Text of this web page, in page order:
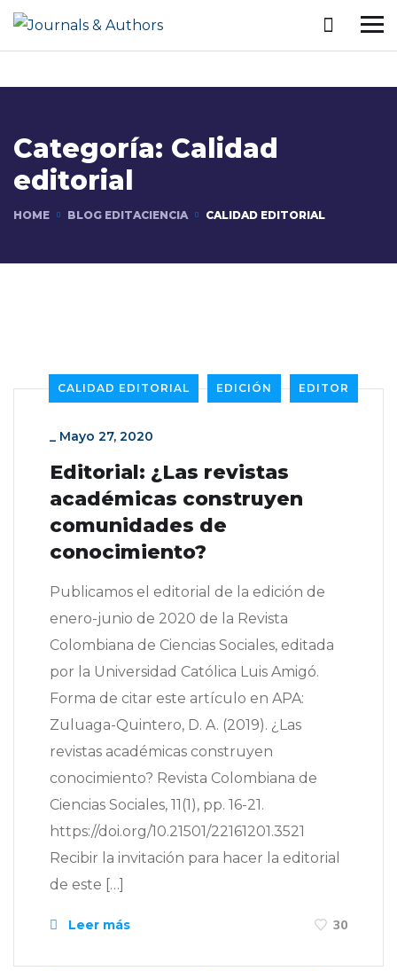
Categoría: Calidad
editorial
HOME BLOG EDITACIENCIA CALIDAD EDITORIAL
CALIDAD EDITORIAL EDICIÓN EDITOR
_ Mayo 27, 2020
Editorial: ¿Las revistas
académicas construyen
comunidades de
conocimiento?
Publicamos el editorial de la edición de
enero-junio de 2020 de la Revista
Colombiana de Ciencias Sociales, editada
por la Universidad Católica Luis Amigó.
Forma de citar este artículo en APA:
Zuluaga-Quintero, D. A. (2019). ¿Las
revistas académicas construyen
conocimiento? Revista Colombiana de
Ciencias Sociales, 11(1), pp. 16-21.
https://doi.org/10.21501/22161201.3521
Recibir la invitación para hacer la editorial
de este […]
Leer más 30